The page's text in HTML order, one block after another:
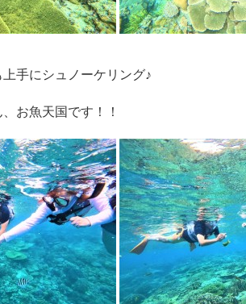
手にシュノーケリング♪
お魚天国です！！